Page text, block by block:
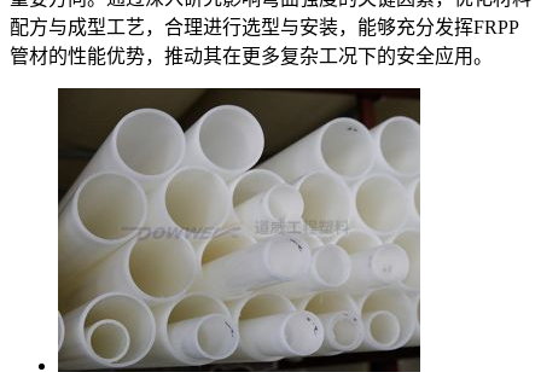
配方与成型工艺，合理进行选型与安装，能够充分发挥FRPP
管材的性能优势，推动其在更多复杂工况下的安全应用。